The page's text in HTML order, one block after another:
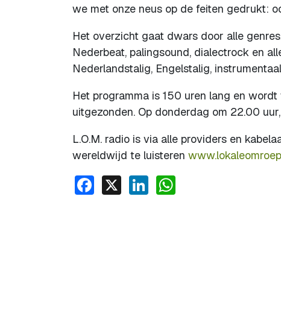
we met onze neus op de feiten gedrukt:
Het overzicht gaat dwars door alle
Nederbeat, palingsound, dialectrock en
Nederlandstalig, Engelstalig,
Het programma is 150 uren lang en
uitgezonden. Op donderdag om 22.00
L.O.M. radio is via alle providers en
wereldwijd te luisteren
Facebook
X LinkedIn